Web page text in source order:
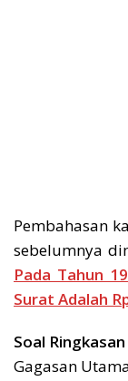
Pembahasan
sebelumnya
Pada Tahun
Surat Adalah
Soal Ringkasan
Gagasan